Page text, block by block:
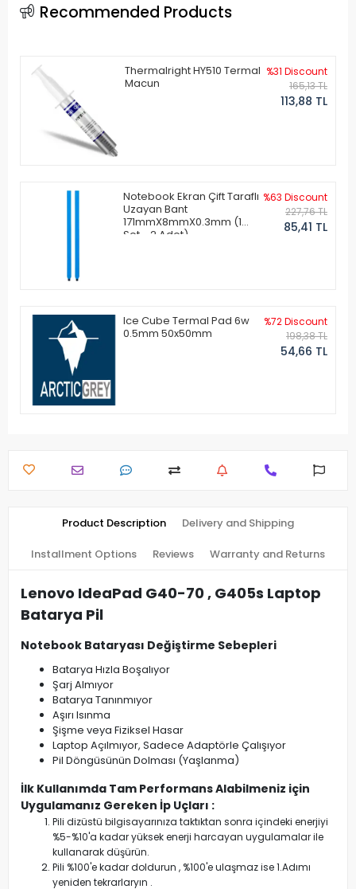
Recommended Products
Thermalright HY510 Termal
Macun
%31 Discount
165,13 TL
113,88 TL
Notebook Ekran Çift Taraflı
Uzayan Bant
171mmX8mmX0.3mm (1
Set - 2 Adet)
%63 Discount
227,76 TL
85,41 TL
Ice Cube Termal Pad 6w
0.5mm 50x50mm
%72 Discount
198,38 TL
54,66 TL
Product Description Delivery and Shipping
Installment Options Reviews Warranty and Returns
Lenovo IdeaPad G40-70 , G405s Laptop
Batarya Pil
Notebook Bataryası Değiştirme Sebepleri
Batarya Hızla Boşalıyor
Şarj Almıyor
Batarya Tanınmıyor
Aşırı Isınma
Şişme veya Fiziksel Hasar
Laptop Açılmıyor, Sadece Adaptörle Çalışıyor
Pil Döngüsünün Dolması (Yaşlanma)
İlk Kullanımda Tam Performans Alabilmeniz için
Uygulamanız Gereken İp Uçları :
Pili dizüstü bilgisayarınıza taktıktan sonra içindeki enerjiyi
%5-%10'a kadar yüksek enerji harcayan uygulamalar ile
kullanarak düşürün.
Pili %100'e kadar doldurun , %100'e ulaşmaz ise 1.Adımı
yeniden tekrarlaryın .